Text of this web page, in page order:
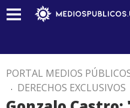
PORTAL MEDIOS
. DERECHOS EXCLUSIVOS